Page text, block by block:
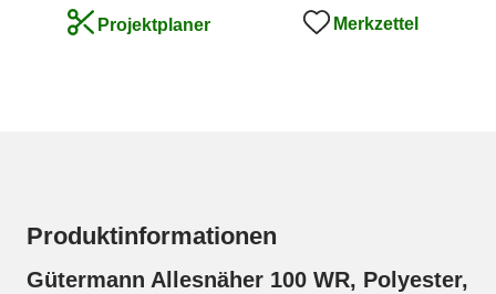
Projektplaner Merkzettel
Produktinformationen
Gütermann Allesnäher 100 WR, Polyester,